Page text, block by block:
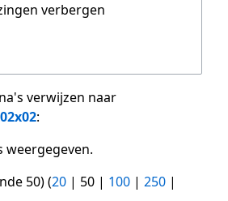
verbergen
verwijzen naar
:
weergegeven.
50) (20 | 50 | 100 | 250 |